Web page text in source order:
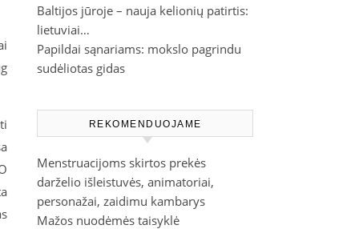
Baltijos jūroje – nauja kelionių patirtis:
lietuviai…
Papildai sąnariams: mokslo pagrindu
sudėliotas gidas
REKOMENDUOJAME
Menstruacijoms skirtos prekės
darželio išleistuvės, animatoriai,
personažai, zaidimu kambarys
Mažos nuodėmės taisyklė